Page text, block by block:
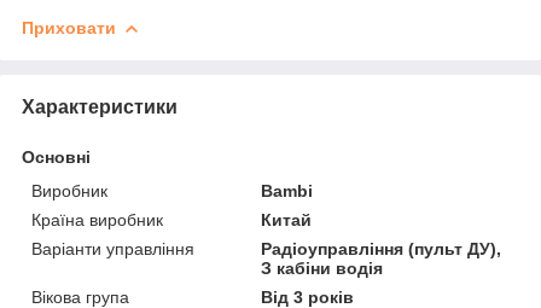
Приховати
Характеристики
Основні
Виробник
Bambi
Країна виробник
Китай
Варіанти управління
Радіоуправління (пульт ДУ),
З кабіни водія
Вікова група
Від 3 років